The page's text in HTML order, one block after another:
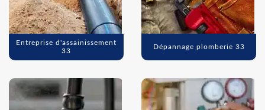
Entreprise d'assainissement
33
Dépannage plomberie 33